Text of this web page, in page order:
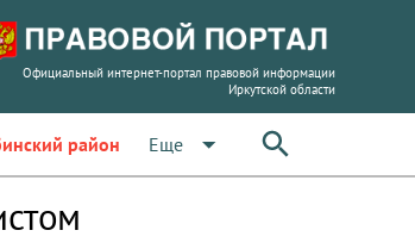
Официальный интернет-портал правовой информации
Иркутской области
район Еще arrow_drop_down